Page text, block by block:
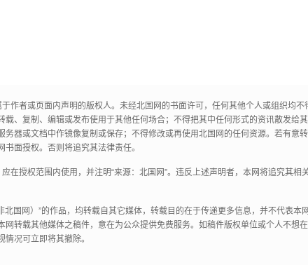
作者或页面内声明的版权人。未经北国网的书面许可，任何其他个人或组织均不
载、复制、编辑或发布使用于其他任何场合；不得把其中任何形式的资讯散发给
务器或文档中作镜像复制或保存；不得修改或再使用北国网的任何资源。若有意
面授权。否则将追究其法律责任。
在授权范围内使用，并注明“来源：北国网”。违反上述声明者，本网将追究其相
北国网）”的作品，均转载自其它媒体，转载目的在于传递更多信息，并不代表本
网转载其他媒体之稿件，意在为公众提供免费服务。如稿件版权单位或个人不想
情况可立即将其撤除。